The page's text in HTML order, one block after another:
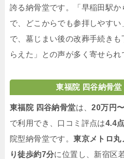
誇る納骨堂です。「早稲田駅か
で、どこからでも参拝しやすい
で、墓じまい後の改葬手続きも
らえた」との声が多く寄せられ
東福院 四谷納骨堂
東福院 四谷納骨堂は、20万円〜
で利用でき、口コミ評点は4.4点
院型納骨堂です。東京メトロ丸
り徒歩約7分に位置し、新宿区